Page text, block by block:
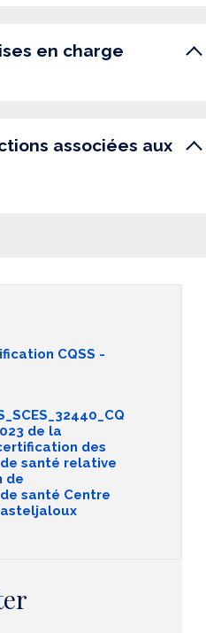
en charge
associées aux
CQSS -
de la
des
santé relative
de
santé Centre